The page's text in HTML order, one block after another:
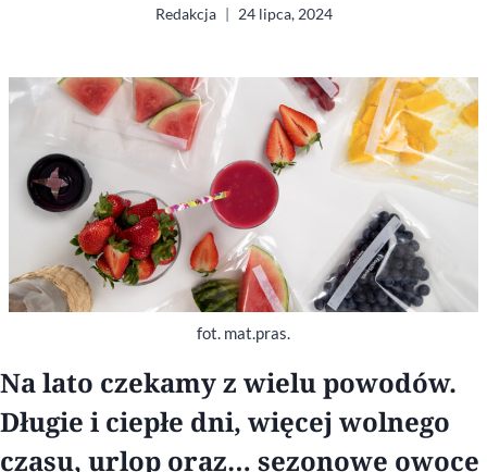
Redakcja 24 lipca, 2024
fot. mat.pras.
Na lato czekamy z wielu powodów.
Długie i ciepłe dni, więcej wolnego
czasu, urlop oraz… sezonowe owoce